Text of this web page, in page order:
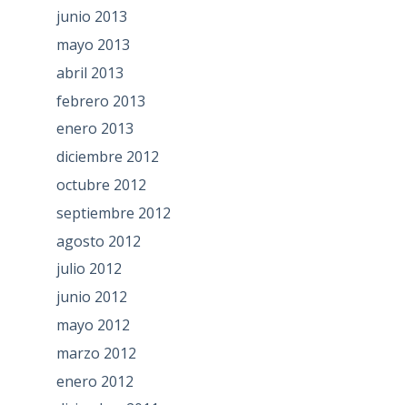
junio 2013
mayo 2013
abril 2013
febrero 2013
enero 2013
diciembre 2012
octubre 2012
septiembre 2012
agosto 2012
julio 2012
junio 2012
mayo 2012
marzo 2012
enero 2012